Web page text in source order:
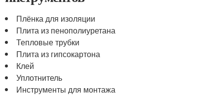
Плёнка для изоляции
Плита из пенополиуретана
Тепловые трубки
Плита из гипсокартона
Клей
Уплотнитель
Инструменты для монтажа